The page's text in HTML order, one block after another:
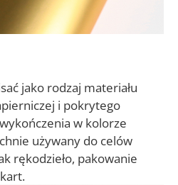
jako rodzaj materiału
i pokrytego
w kolorze
używany do celów
rękodzieło, pakowanie